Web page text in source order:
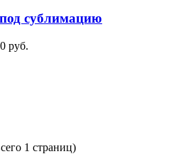
сублимацию
руб.
1 страниц)